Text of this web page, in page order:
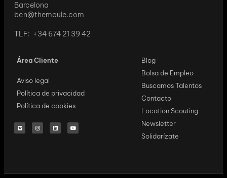
Barcelona
bcn@themoule.com
TLF: +34 674 21 39 42
Área Cliente
Aviso legal
Política de privacidad
Política de cookies
Blog
Bolsa de Empleo
Buscamos Talentos
Contacto
Location Scouting
Newsletter
Solidarízate